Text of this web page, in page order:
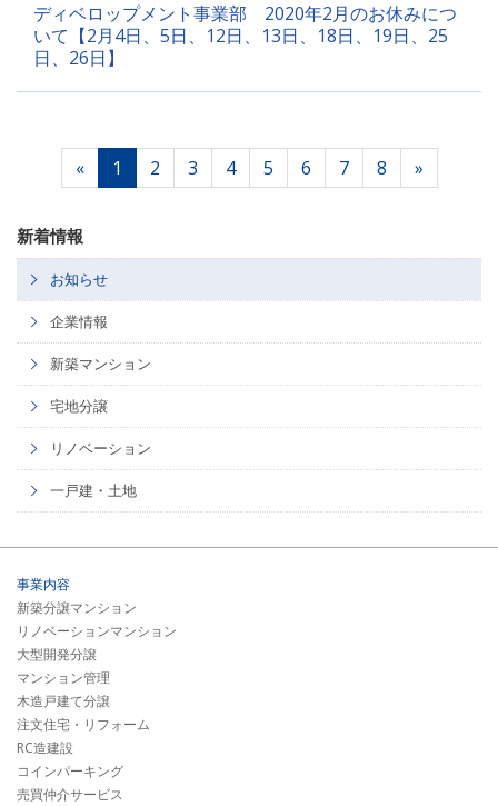
ディベロップメント事業部 2020年2月のお休みにつ
いて【2月4日、5日、12日、13日、18日、19日、25
日、26日】
« 1 2 3 4 5 6 7 8 »
新着情報
お知らせ
企業情報
新築マンション
宅地分譲
リノベーション
一戸建・土地
事業内容
新築分譲マンション
リノベーションマンション
大型開発分譲
マンション管理
木造戸建て分譲
注文住宅・リフォーム
RC造建設
コインパーキング
売買仲介サービス